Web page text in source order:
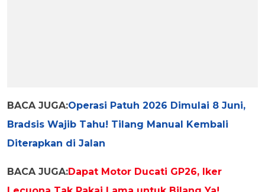
BACA JUGA:Operasi Patuh 2026 Dimulai 8 Juni,
Bradsis Wajib Tahu! Tilang Manual Kembali
Diterapkan di Jalan
BACA JUGA:Dapat Motor Ducati GP26, Iker